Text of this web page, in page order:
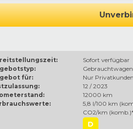
Sofort verfügbar
Gebrauchtwagen
für:
Nur Privatkunden
12 / 2023
12000 km
5,8 l/100 km
CO2/km
D